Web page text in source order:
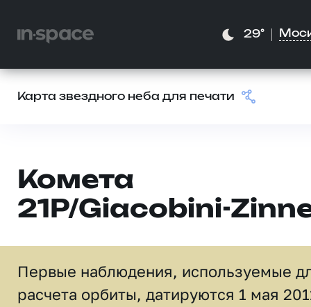
29°
Карта звездного неба для печати
Комета
21P/Giacobini-
Первые наблюдения, используемые
расчета орбиты, датируются 1 мая